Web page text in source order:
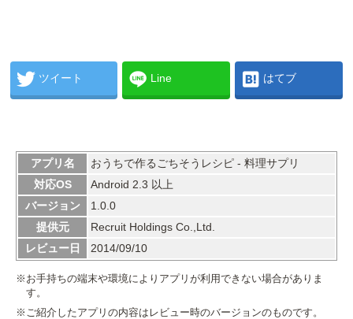
ツイート Line はてブ
アプリ名
おうちで作るごちそうレシピ - 料理サプリ
対応OS
Android 2.3 以上
バージョン
1.0.0
提供元
Recruit Holdings Co.,Ltd.
レビュー日
2014/09/10
※お手持ちの端末や環境によりアプリが利用できない場合がありま
す。
※ご紹介したアプリの内容はレビュー時のバージョンのものです。